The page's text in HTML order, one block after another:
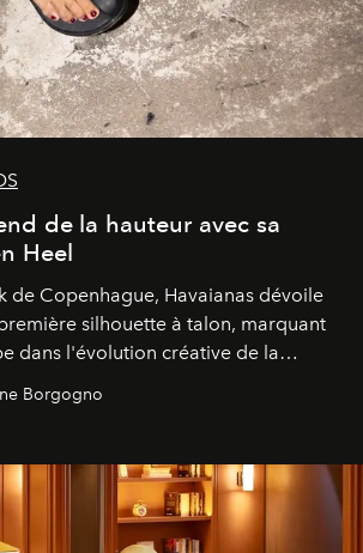
de la hauteur avec sa
Heel
de Copenhague, Havaianas dévoile
silhouette à talon, marquant
dans l'évolution créative de la
Borgogno